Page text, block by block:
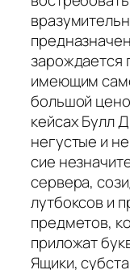
зарождается
имеющим
большой
кейсах Булл
негустые и
сие
сервера,
лутбоксов и
предметов,
приложат
Ящики,